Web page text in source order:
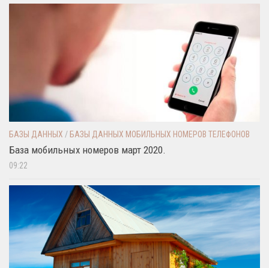
БАЗЫ ДАННЫХ / БАЗЫ ДАННЫХ МОБИЛЬНЫХ НОМЕРОВ ТЕЛЕФОНОВ
База мобильных номеров март 2020.
09:22